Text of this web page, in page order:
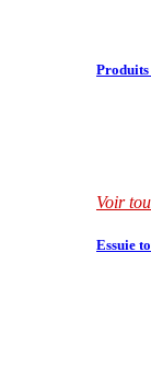
Produits
Voir
Essuie